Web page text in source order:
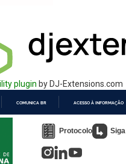
plugin by DJ-Extensions.com
PARA
COMUNICA BR ACESSO À INFORMAÇÃO
Protocolo Siga